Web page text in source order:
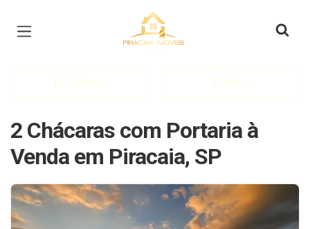
Página inicial
Ordenar Filtrar
2 Chácaras com Portaria à
Venda em Piracaia, SP